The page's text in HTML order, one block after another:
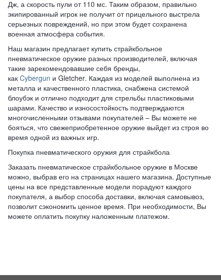
Дж, а скорость пули от 110 мс. Таким образом, правильно
экипированный игрок не получит от прицельного выстрела
серьезных повреждений, но при этом будет сохранена
военная атмосфера события.
Наш магазин предлагает купить страйкбольное
пневматическое оружие разных производителей, включая
такие зарекомендовавшие себя бренды,
как Cybergun и Gletcher. Каждая из моделей выполнена из
металла и качественного пластика, снабжена системой
блоубэк и отлично подходит для стрельбы пластиковыми
шарами. Качество и износостойкость подтверждаются
многочисленными отзывами покупателей – Вы можете не
бояться, что свежеприобретенное оружие выйдет из строя во
время одной из важных игр.
Покупка пневматического оружия для страйкбола
Заказать пневматическое страйкбольное оружие в Москве
можно, выбрав его на страницах нашего магазина. Доступные
цены на все представленные модели порадуют каждого
покупателя, а выбор способа доставки, включая самовывоз,
позволит сэкономить ценное время. При необходимости, Вы
можете оплатить покупку наложенным платежом.